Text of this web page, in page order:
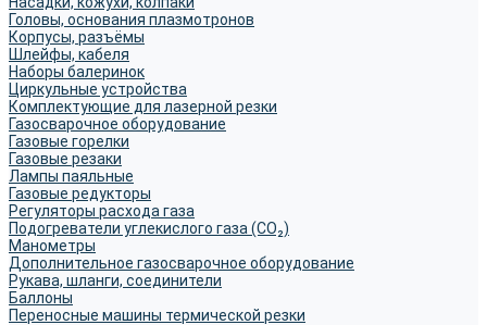
Головы, основания плазмотронов
Корпусы, разъёмы
Шлейфы, кабеля
Наборы балеринок
Циркульные устройства
Комплектующие для лазерной резки
Газосварочное оборудование
Газовые горелки
Газовые резаки
Лампы паяльные
Газовые редукторы
Регуляторы расхода газа
Подогреватели углекислого газа (CO₂)
Манометры
Дополнительное газосварочное оборудование
Рукава, шланги, соединители
Баллоны
Переносные машины термической резки